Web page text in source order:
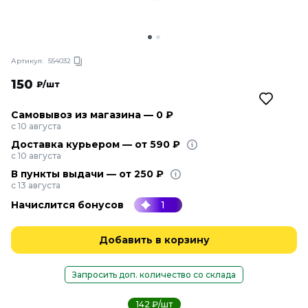
Артикул: 554032
150 ₽/шт
Самовывоз из магазина — 0 ₽
с 10 августа
Доставка курьером — от 590 ₽
с 10 августа
В пункты выдачи — от 250 ₽
с 13 августа
Начислится бонусов 1
Добавить в корзину
Запросить доп. количество со склада
142 ₽/шт